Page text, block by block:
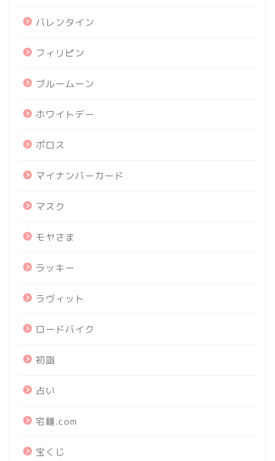
バレンタイン
フィリピン
ブルームーン
ホワイトデー
ポロス
マイナンバーカード
マスク
モヤさま
ラッキー
ラヴィット
ロードバイク
初詣
占い
宅麺.com
宝くじ